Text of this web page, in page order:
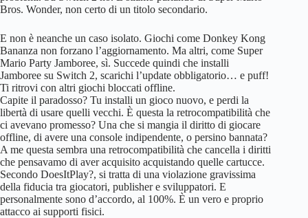
Bros. Wonder, non certo di un titolo secondario.
E non è neanche un caso isolato. Giochi come Donkey Kong
Bananza non forzano l’aggiornamento. Ma altri, come Super
Mario Party Jamboree, sì. Succede quindi che installi
Jamboree su Switch 2, scarichi l’update obbligatorio… e puff!
Ti ritrovi con altri giochi bloccati offline.
Capite il paradosso? Tu installi un gioco nuovo, e perdi la
libertà di usare quelli vecchi. È questa la retrocompatibilità che
ci avevano promesso? Una che si mangia il diritto di giocare
offline, di avere una console indipendente, o persino bannata?
A me questa sembra una retrocompatibilità che cancella i diritti
che pensavamo di aver acquisito acquistando quelle cartucce.
Secondo DoesItPlay?, si tratta di una violazione gravissima
della fiducia tra giocatori, publisher e sviluppatori. E
personalmente sono d’accordo, al 100%. È un vero e proprio
attacco ai supporti fisici.